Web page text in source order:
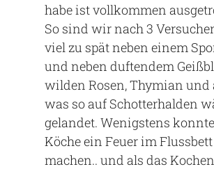
habe ist vollkommen
So sind wir nach 3
viel zu spät neben einem
und neben duftendem
wilden Rosen, Thymian und
was so auf Schotterhalden
gelandet. Wenigstens
Köche ein Feuer im Flussbett
machen.. und als das